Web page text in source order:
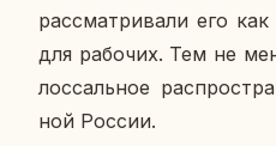
рас­смат­ри­ва­ли его
для ра­бо­чих. Тем не
лос­саль­ное
ной России.